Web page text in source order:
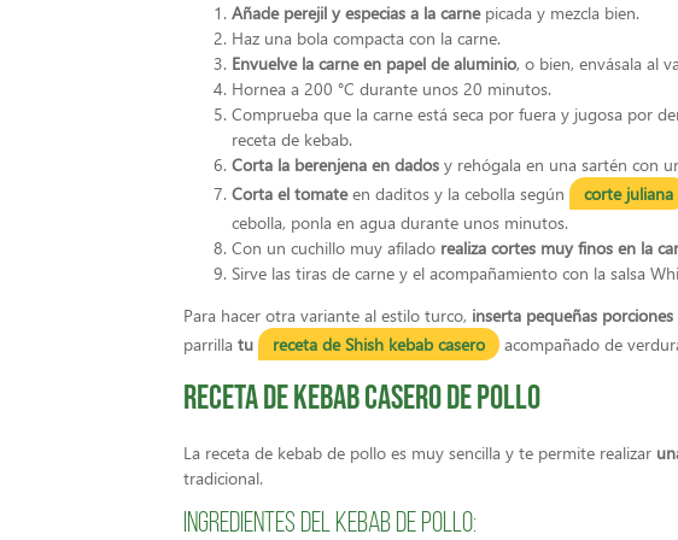
Añade perejil y especias a la carnepicada y mezcla bien.
Haz una bola compacta con la carne.
Envuelve la carne en papel de aluminio, o bien, envásala al
Hornea a 200 °C durante unos 20 minutos.
Comprueba que la carne está seca por fuera y jugosa por
receta de kebab.
Corta la berenjena en dados y rehógala en una sartén con
Corta el tomateen daditos y la cebolla según corte juliana
cebolla, ponla en agua durante unos minutos.
Con un cuchillo muy afilado realiza cortes muy finos en la
Sirve las tiras de carne y el acompañamiento con la salsa
Para hacer otra variante al estilo turco, inserta pequeñas
parrilla tu receta de Shish kebab casero acompañado de
Receta de kebab casero de pollo
La receta de kebab de pollo es muy sencilla y te permite realizar
tradicional.
Ingredientes del kebab de pollo: